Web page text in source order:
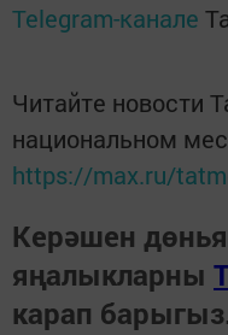
Telegram-канале
Читайте новости
национальном
https://max.ru/
Керәшен
яңалыкларны
карап